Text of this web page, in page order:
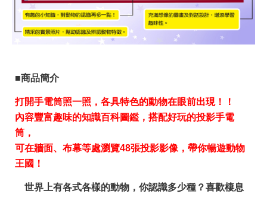
■商品簡介
打開手電筒照一照，各具特色的動物在眼前出現！！
內容豐富趣味的知識百科圖鑑，搭配好玩的投影手電
筒，
可在牆面、布幕等處瀏覽48張投影影像，帶你暢遊動物
王國！
世界上有各式各樣的動物，你認識多少種？喜歡棲息